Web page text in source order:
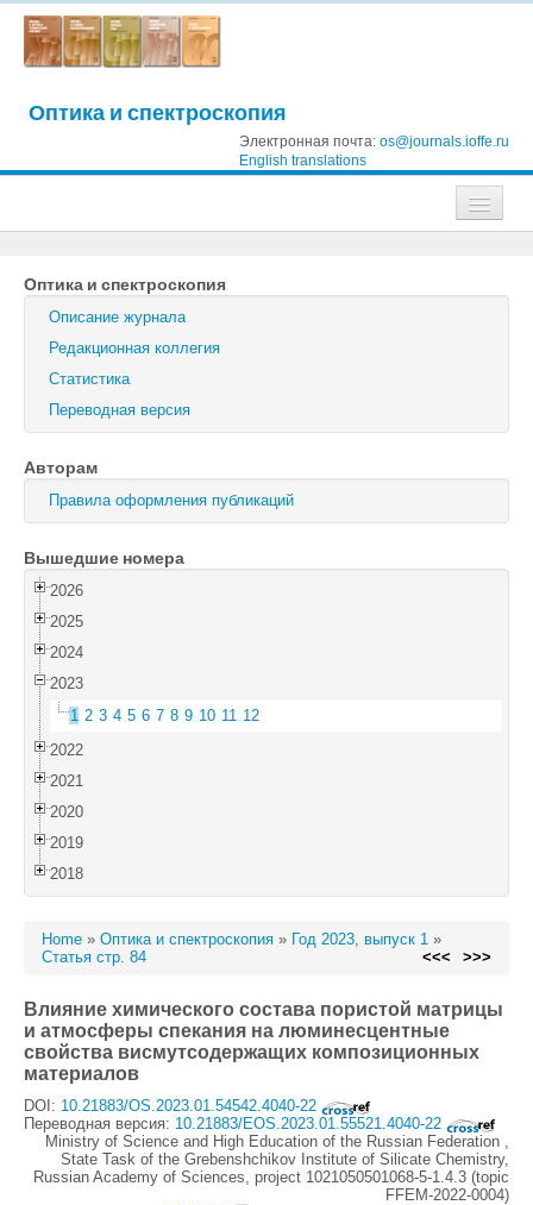
Оптика и спектроскопия
Электронная почта: os@journals.ioffe.ru
English translations
Журнал технической физики
Письма в Журнал технической физики
Физика твердого тела
Физика и техника полупроводников
Оптика и спектроскопия
Поиск
Войти
Оптика и спектроскопия
Описание журнала
Редакционная коллегия
Статистика
Переводная версия
Авторам
Правила оформления публикаций
Вышедшие номера
2026
2025
2024
2023
1 2 3 4 5 6 7 8 9 10 11 12
2022
2021
2020
2019
2018
Home » Оптика и спектроскопия » Год 2023, выпуск 1 »
Статья стр. 84
<<< >>>
Влияние химического состава пористой матрицы
и атмосферы спекания на люминесцентные
свойства висмутсодержащих композиционных
материалов
DOI: 10.21883/OS.2023.01.54542.4040-22
Переводная версия: 10.21883/EOS.2023.01.55521.4040-22
Ministry of Science and High Education of the Russian Federation ,
State Task of the Grebenshchikov Institute of Silicate Chemistry,
Russian Academy of Sciences, project 1021050501068-5-1.4.3 (topic
FFEM-2022-0004)